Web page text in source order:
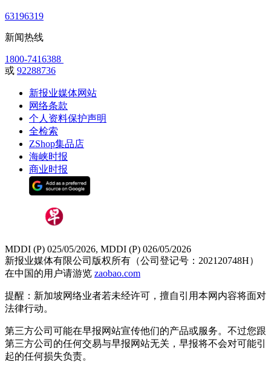
63196319
新闻热线
1800-7416388
或 92288736
新报业媒体网站
网络条款
个人资料保护声明
全检索
ZShop集品店
海峡时报
商业时报
MDDI (P) 025/05/2026, MDDI (P) 026/05/2026
新报业媒体有限公司版权所有（公司登记号：202120748H）
在中国的用户请游览 zaobao.com
提醒：新加坡网络业者若未经许可，擅自引用本网内容将面对
法律行动。
第三方公司可能在早报网站宣传他们的产品或服务。不过您跟
第三方公司的任何交易与早报网站无关，早报将不会对可能引
起的任何损失负责。